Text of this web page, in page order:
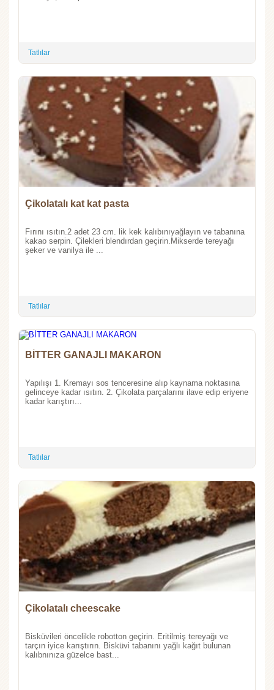
Tatlılar
Çikolatalı kat kat pasta
Fırını ısıtın.2 adet 23 cm. lik kek kalıbınıyağlayın ve tabanına
kakao serpin. Çilekleri blendırdan geçirin.Mikserde tereyağı
şeker ve vanilya ile ...
Tatlılar
BİTTER GANAJLI MAKARON
Yapılışı 1. Kremayı sos tenceresine alıp kaynama noktasına
gelinceye kadar ısıtın. 2. Çikolata parçalarını ilave edip eriyene
kadar karıştırı...
Tatlılar
Çikolatalı cheescake
Bisküvileri öncelikle robotton geçirin. Eritilmiş tereyağı ve
tarçın iyice karıştırın. Bisküvi tabanını yağlı kağıt bulunan
kalıbnınıza güzelce bast...